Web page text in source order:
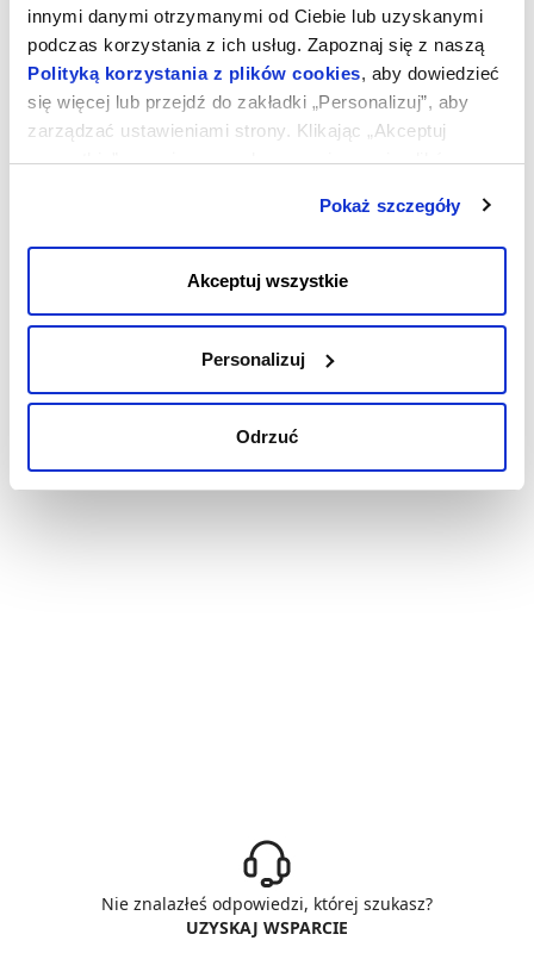
innymi danymi otrzymanymi od Ciebie lub uzyskanymi
podczas korzystania z ich usług. Zapoznaj się z naszą
Polityką korzystania z plików cookies, aby dowiedzieć
się więcej lub przejdź do zakładki „Personalizuj”, aby
zarządzać ustawieniami strony. Klikając „Akceptuj
wszystkie”, wyrażasz zgodę na zapisywanie plików
akceptujesz przechowywanie tylko niezbędnych plików
cookies.
Pokaż szczegóły
Akceptuj wszystkie
Personalizuj
Odrzuć
(TCP/IPv4) Properties;
zastąp wartości adresu IP:
IP address(zastąp cały adres IP);
Default gateway
(zastąp częściowo, tylko pierwsze
trzy pozycje);
sugerujemy zrestartowanie Serwera Cloud po zakończeniu
Nie znalazłeś odpowiedzi, której szukasz?
UZYSKAJ WSPARCIE